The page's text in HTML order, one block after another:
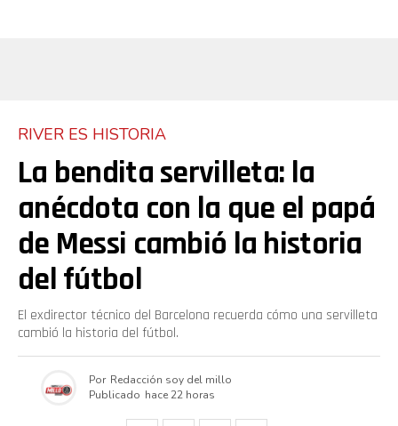
RIVER ES HISTORIA
La bendita servilleta: la
anécdota con la que el papá
de Messi cambió la historia
del fútbol
El exdirector técnico del Barcelona recuerda cómo una servilleta
cambió la historia del fútbol.
Por Redacción soy del millo
Publicado hace 22 horas
Email